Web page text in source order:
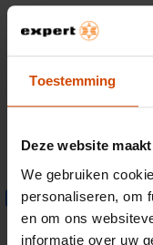
Toestemming
Deze website
We gebruiken
personaliseren, om
en om ons
informatie over uw
Aanbevolen